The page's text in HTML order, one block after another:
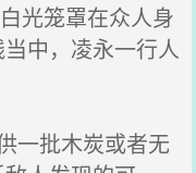
光笼罩在众人身
中，凌永一行人
一批木炭或者无